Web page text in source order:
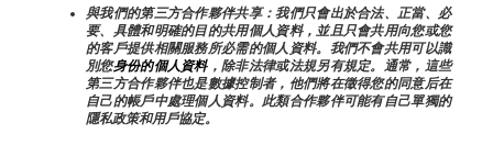
與我們的第三方合作夥伴共享：我們只會出於合法、正當、必
要、具體和明確的目的共用個人資料，並且只會共用向您或您
的客戶提供相關服務所必需的個人資料。我們不會共用可以識
別您身份的個人資料，除非法律或法規另有規定。通常，這些
第三方合作夥伴也是數據控制者，他們將在徵得您的同意后在
自己的帳戶中處理個人資料。此類合作夥伴可能有自己單獨的
隱私政策和用戶協定。